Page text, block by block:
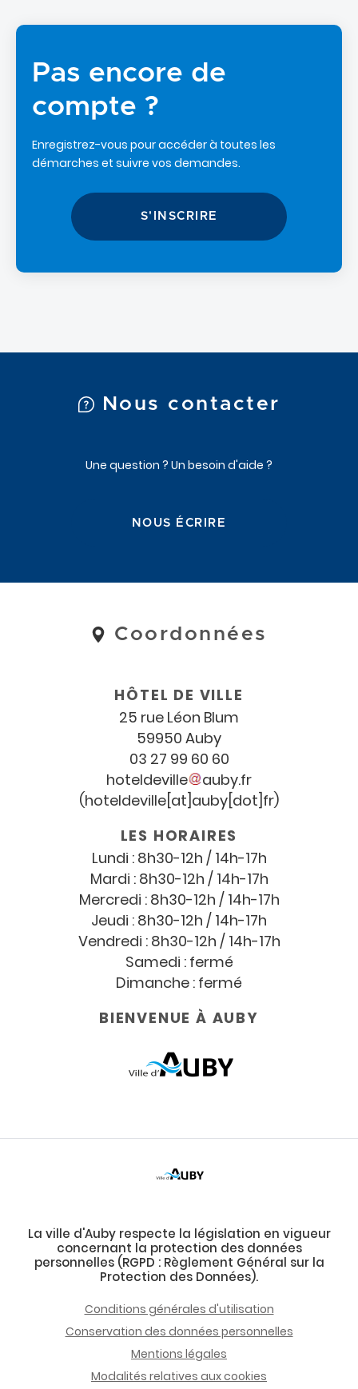
Primary
Pas encore de
compte ?
Enregistrez-vous pour accéder à toutes les
démarches et suivre vos demandes.
S'INSCRIRE
Coordonnées
Coordonnées
horaires
HÔTEL DE VILLE
25 rue Léon Blum
59950 Auby
03 27 99 60 60
hoteldeville
auby.fr
(hoteldeville[at]auby[dot]fr)
LES HORAIRES
Lundi : 8h30-12h / 14h-17h
Mardi : 8h30-12h / 14h-17h
Mercredi : 8h30-12h / 14h-17h
Jeudi : 8h30-12h / 14h-17h
Vendredi : 8h30-12h / 14h-17h
Samedi : fermé
Dimanche : fermé
BIENVENUE À AUBY
Nous contacter
Une question ? Un besoin d'aide ?
NOUS ÉCRIRE
La ville d'Auby respecte la législation en vigueur
concernant la protection des données
personnelles (RGPD : Règlement Général sur la
Protection des Données).
Conditions générales d'utilisation
Conservation des données personnelles
Mentions légales
Modalités relatives aux cookies